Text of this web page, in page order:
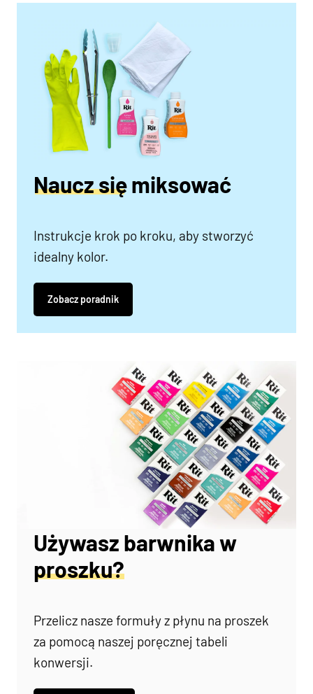
Naucz się miksować
Instrukcje krok po kroku, aby stworzyć
idealny kolor.
Zobacz poradnik
Używasz barwnika w
proszku?
Przelicz nasze formuły z płynu na proszek
za pomocą naszej poręcznej tabeli
konwersji.